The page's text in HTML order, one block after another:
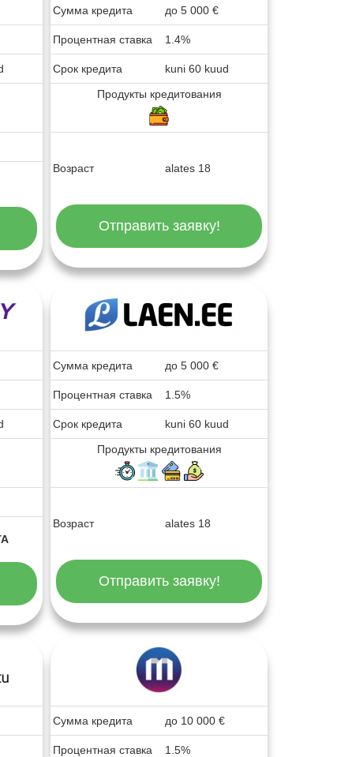
Сумма кредита до 5 000 €
Процентная ставка 1.4%
Срок кредита
kuni 60 kuud
Продукты кредитования
Возраст alates 18
Отправить заявку!
Сумма кредита до 5 000 €
Процентная ставка 1.5%
Срок кредита
kuni 60 kuud
Продукты кредитования
Возраст alates 18
Отправить заявку!
Сумма кредита до 10 000 €
Процентная ставка 1.5%